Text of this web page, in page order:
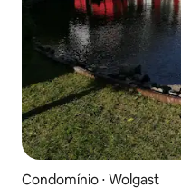
Condomínio ⋅ Wolgast